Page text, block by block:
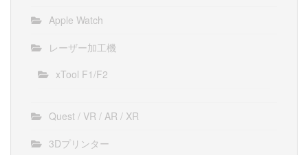
Apple Watch
レーザー加工機
xTool F1/F2
Quest / VR / AR / XR
3Dプリンター